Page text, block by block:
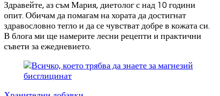
Здравейте, аз съм Мария, диетолог с над 10 години
опит. Обичам да помагам на хората да достигнат
здравословно тегло и да се чувстват добре в кожата си.
В блога ми ще намерите лесни рецепти и практични
съвети за ежедневието.
Post
Navigation